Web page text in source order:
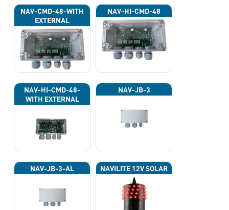
NAV-CMD-48-WITH
EXTERNAL
PHOTOCELL 13133
NAV-HI-CMD-48
NAV-HI-CMD-48-
WITH EXTERNAL
PHOTOCELL 13133
NAV-JB-3
NAV-JB-3-AL NAVILITE 12V SOLAR